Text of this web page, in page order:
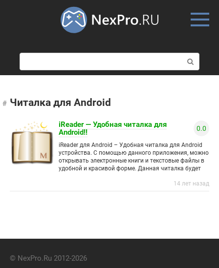
о
и
к
:
Читалка для Android
iReader — Удобная читалка для
Android!!
0.0
iReader для Android – Удобная читалка для Android
устройства. С помощью данного приложения, можно
открывать электронные книги и текстовые файлы в
удобной и красивой форме. Данная читалка будет
14 лет назад
© NexPro.Ru 2012-2026